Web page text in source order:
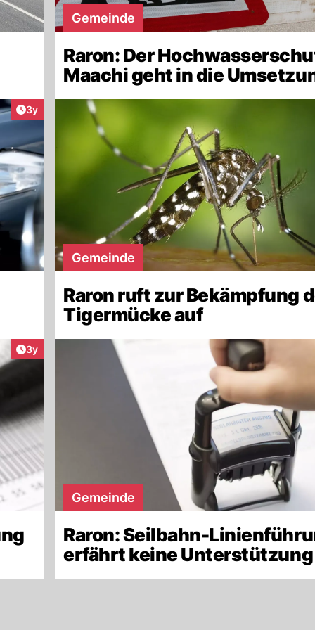
Gemeinde
Raron: Der
Maachi geht in die
Artikel veröffentlicht:
3y
Gemeinde
Raron ruft zur Bekämpfung
Tigermücke auf
Artikel veröffentlicht:
3y
Gemeinde
Raron: Seilbahn-
erfährt keine Unterstützung